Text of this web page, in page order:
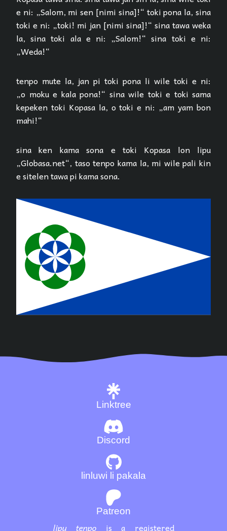
e ni: „Salom, mi sen [nimi sina]!“ toki pona la, sina
toki e ni: „toki! mi jan [nimi sina]!“ sina tawa weka
la, sina toki ala e ni: „Salom!“ sina toki e ni:
„Weda!“
tenpo mute la, jan pi toki pona li wile toki e ni:
„o moku e kala pona!“ sina wile toki e toki sama
kepeken toki Kopasa la, o toki e ni: „am yam bon
mahi!“
sina ken kama sona e toki Kopasa lon lipu
„Globasa.net“, taso tenpo kama la, mi wile pali kin
e sitelen tawa pi kama sona.
Discord
Linktree
Patreon
linluwi li pakala
lipu tenpo is a registered